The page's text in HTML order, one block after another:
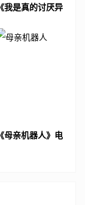
《我是真的讨厌异
《母亲机器人》电